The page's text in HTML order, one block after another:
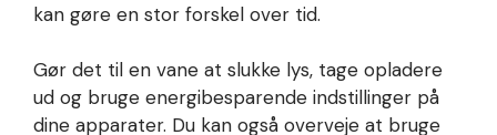
kan gøre en stor forskel over tid.
Gør det til en vane at slukke lys, tage opladere
ud og bruge energibesparende indstillinger på
dine apparater. Du kan også overveje at bruge